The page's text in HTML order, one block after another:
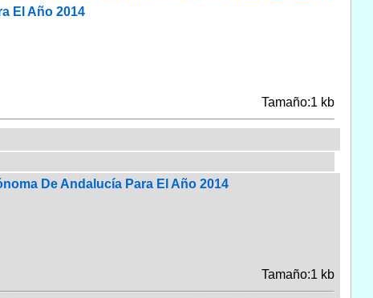
El Año 2014
Tamaño:1 kb
De Andalucía Para El Año 2014
Tamaño:1 kb